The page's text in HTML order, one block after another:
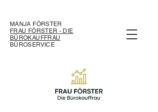
MANJA FÖRSTER
FRAU FÖRSTER - DIE
BÜROKAUFFRAU
BÜROSERVICE